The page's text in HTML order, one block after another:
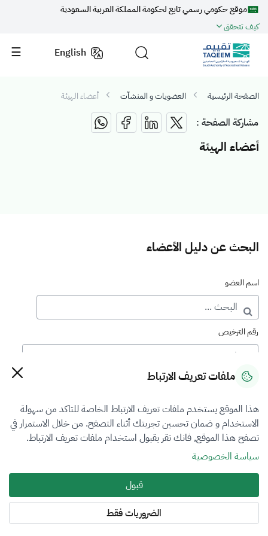
موقع حكومي رسمي تابع لحكومة المملكة العربية السعودية
كيف تتحقق
English
الصفحة الرئيسية العضويات و المنشآت أعضاء الهيئة
مشاركة الصفحة :
أعضاء الهيئة
البحث عن دليل الأعضاء
اسم العضو
رقم الترخيص
رقم العضوية
فرع التقييم
الآلات والمعدات والممتلكات المنقولة
نوع العضوية
الكل
المنطقة
ملفات تعريف الارتباط
هذا الموقع يستخدم ملفات تعريف الارتباط الخاصة للتاكد من سهولة
الاستخدام و ضمان تحسين تجربتك أثناء التصفح. من خلال الاستمرار في
تصفح هذا الموقع, فانك تقر بقبول استخدام ملفات تعريف الارتباط.
سياسة الخصوصية
قبول
الضروريات فقط